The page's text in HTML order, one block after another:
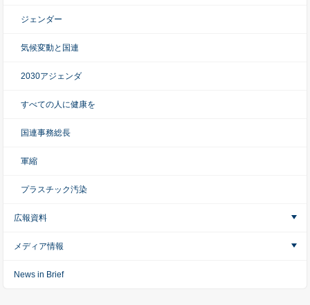
ジェンダー
気候変動と国連
2030アジェンダ
すべての人に健康を
国連事務総長
軍縮
プラスチック汚染
広報資料
メディア情報
News in Brief